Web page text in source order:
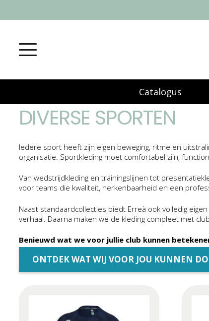
Catalogus
DIVERSE SPORTEN
Iedere sport heeft zijn eigen beweging, ritme en
organisatie. Sportkleding moet comfortabel zijn,
Van wedstrijdkleding en trainingslijnen tot
voor teams die kwaliteit, herkenbaarheid en een
Naast standaardcollecties biedt Erreà ook volledig
verhaal. Daarna maken we de kleding compleet met
Benieuwd wat we voor jullie club kunnen
ONTDEK WAT WIJ VOOR JOU KUNNEN